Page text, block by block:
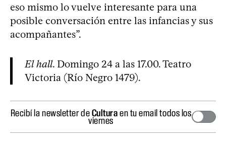
eso mismo lo vuelve interesante para una
posible conversación entre las infancias y sus
acompañantes”.
El hall. Domingo 24 a las 17.00. Teatro
Victoria (Río Negro 1479).
Recibí la newsletter deCulturaen tu email todos los
viernes